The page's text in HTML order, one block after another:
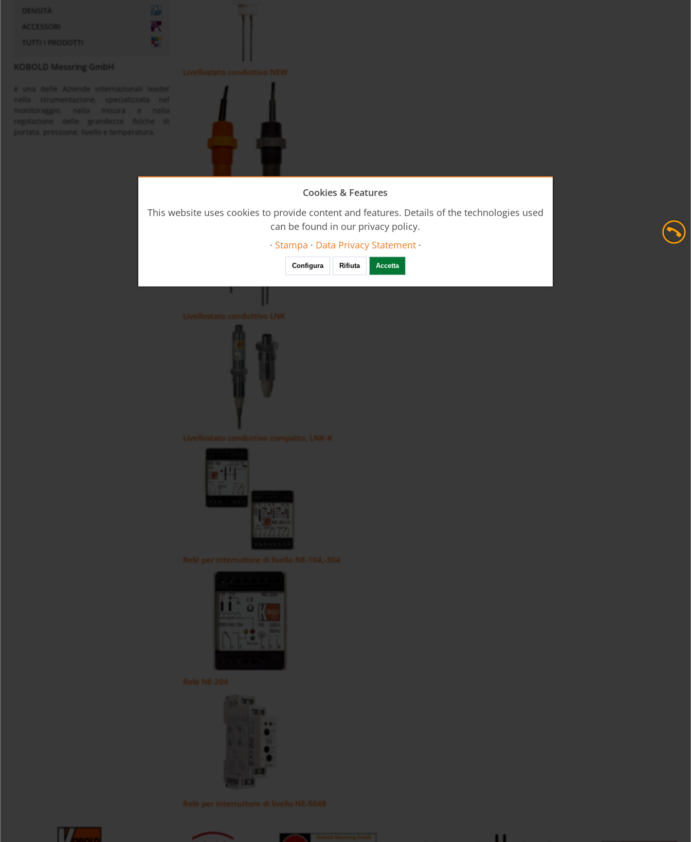
DENSITÀ
ACCESSORI
TUTTI I PRODOTTI
KOBOLD Messring GmbH
è una delle Aziende internazionali leader
monitoraggio, nella misura e nella
regolazione delle grandezze fisiche di
portata, pressione, livello e temperatura.
Livellostato conduttivo NEW
Livellostato conduttivo LNK
Livellostato conduttivo compatto, LNK-K
Relè per interruttore di livello NE-104,-304
Relè NE-204
Relè per interruttore di livello NE-5048
Cookies & Features
This website uses cookies to provide content and features. Details of the technologies used
can be found in our privacy policy.
· Stampa · Data Privacy Statement·
Configura Rifiuta Accetta